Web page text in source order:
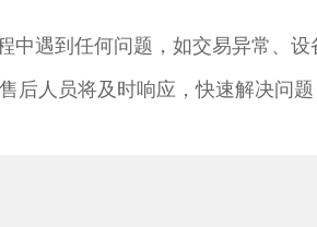
遇到任何问题，如交易异常、
人员将及时响应，快速解决问